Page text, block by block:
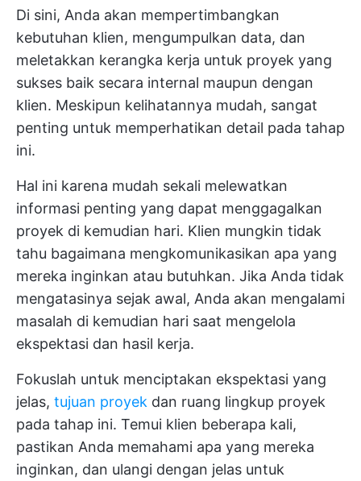
Di sini, Anda akan mempertimbangkan
kebutuhan klien, mengumpulkan data, dan
meletakkan kerangka kerja untuk proyek yang
sukses baik secara internal maupun dengan
klien. Meskipun kelihatannya mudah, sangat
penting untuk memperhatikan detail pada tahap
ini.
Hal ini karena mudah sekali melewatkan
informasi penting yang dapat menggagalkan
proyek di kemudian hari. Klien mungkin tidak
tahu bagaimana mengkomunikasikan apa yang
mereka inginkan atau butuhkan. Jika Anda tidak
mengatasinya sejak awal, Anda akan mengalami
masalah di kemudian hari saat mengelola
ekspektasi dan hasil kerja.
Fokuslah untuk menciptakan ekspektasi yang
jelas, tujuan proyek dan ruang lingkup proyek
pada tahap ini. Temui klien beberapa kali,
pastikan Anda memahami apa yang mereka
inginkan, dan ulangi dengan jelas untuk